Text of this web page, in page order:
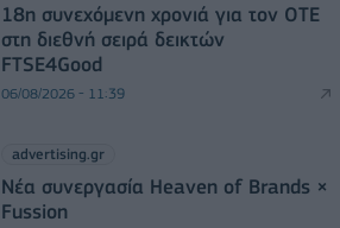
18η συνεχόμενη χρονιά για τον ΟΤΕ
στη διεθνή σειρά δεικτών
FTSE4Good
06/08/2026 - 11:39
advertising.gr
Νέα συνεργασία Heaven of Brands ×
Fussion